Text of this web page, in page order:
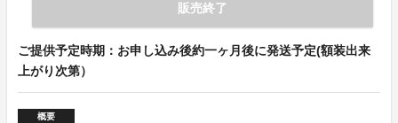
販売終了
ご提供予定時期：お申し込み後約一ヶ月後に発送予定(額装出来
上がり次第）
概要